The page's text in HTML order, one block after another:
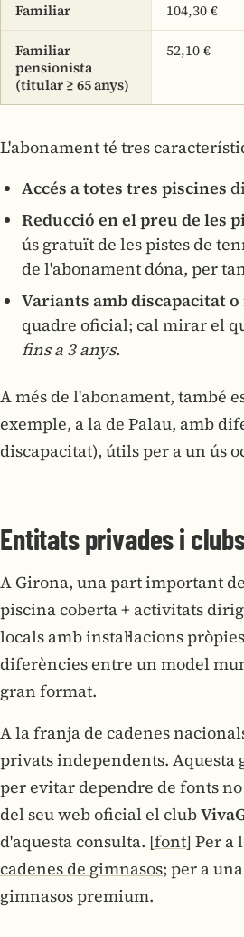
Familiar 104,30 €
Familiar
pensionista
(titular ≥ 65 anys)
52,10 €
L'abonament té tres
Accés a totes tres piscines
Reducció en el preu de les
ús gratuït de les pistes de
de l'abonament dóna, per
Variants amb discapacitat
quadre oficial; cal mirar el
fins a 3 anys.
A més de l'abonament, també
exemple, a la de Palau, amb
discapacitat), útils per a un ús
Entitats privades i
A Girona, una part important
piscina coberta + activitats
locals amb instal·lacions
diferències entre un model
gran format.
A la franja de cadenes
privats independents. Aquesta
per evitar dependre de fonts
del seu web oficial el club
d'aquesta consulta. [font] Per a
cadenes de gimnasos; per a
gimnasos premium.